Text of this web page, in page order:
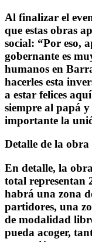
Al finalizar el
que estas obras
social: “Por eso,
gobernante es
humanos en
hacerles esta
a estar felices
siempre al papá
importante la
Detalle de la obra
En detalle, la
total representan
habrá una zona
partidores, una
de modalidad
pueda acoger,